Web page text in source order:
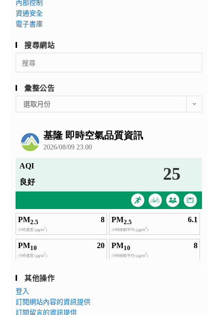
內部控制
資通安全
電子書庫
搜尋網站
Search
for:
彙整公告
整
選取月份
其他操作
登入
訂閱網站內容的資訊提供
訂閱留言的資訊提供